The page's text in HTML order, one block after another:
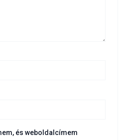
és weboldalcímem